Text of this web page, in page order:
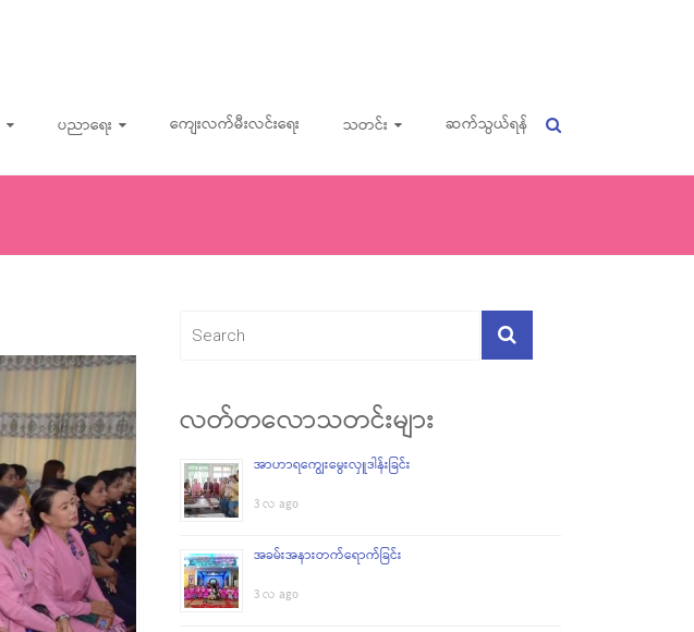
ပညာရေး ကျေးလက်မီးလင်းရေး သတင်း ဆက်သွယ်ရန်
လတ်တလောသတင်းများ
အာဟာရကျွေးမွေးလှူဒါန်းခြင်း
3 လ ago
အခမ်းအနားတက်ရောက်ခြင်း
3 လ ago